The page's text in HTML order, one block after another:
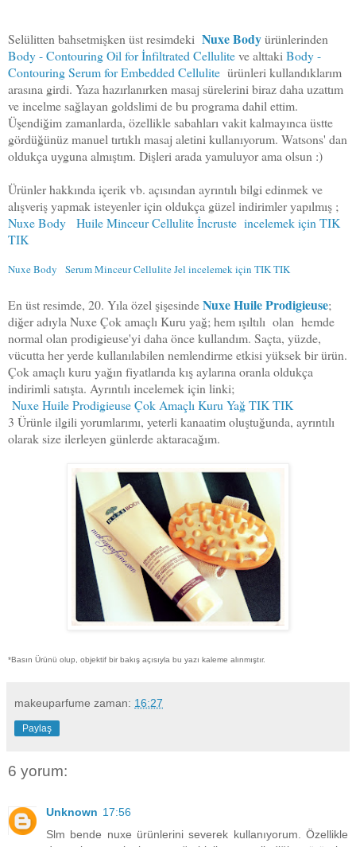
Selülitten bahsetmişken üst resimdeki Nuxe Bodyürünlerinden
Body - Contouring Oil for İnfiltrated Celluliteve alttaki Body -
Contouring Serum for Embedded Cellulite ürünleri kullandıklarım
arasına girdi. Yaza hazırlanırken masaj sürelerini biraz daha uzattım
ve incelme sağlayan goldslimi de bu programa dahil ettim.
Üşendiğim zamanlarda, özellikle sabahları vakit kalmayınca üstte
gördüğünüz manuel tırtıklı masaj aletini kullanıyorum. Watsons' dan
oldukça uyguna almıştım. Dişleri arada yamuluyor ama olsun :)
Ürünler hakkında içerik vb. açısından ayrıntılı bilgi edinmek ve
alışveriş yapmak isteyenler için oldukça güzel indirimler yapılmış ;
Nuxe Body Huile Minceur Cellulite İncruste incelemek için TIK
TIK
Nuxe Body Serum Minceur Cellulite Jel incelemek için TIK TIK
En üst resimde, 20. Yıla özel şişesindeNuxe Huile Prodigieuse;
diğer adıyla Nuxe Çok amaçlı Kuru yağ; hem ışıltılı olan hemde
normal olan prodigieuse'yi daha önce kullandım. Saçta, yüzde,
vücutta her yerde kullanılabilen nemlendirme etkisi yüksek bir ürün.
Çok amaçlı kuru yağın fiyatlarıda kış aylarına oranla oldukça
indirimli satışta. Ayrıntılı incelemek için linki;
Nuxe Huile Prodigieuse Çok Amaçlı Kuru Yağ TIK TIK
3 Ürünle ilgili yorumlarımı, yeterli kanaatim oluştuğunda, ayrıntılı
olarak size ilerleyen günlerde aktaracağım.
*Basın Ürünü olup, objektif bir bakış açısıyla bu yazı kaleme alınmıştır.
makeuparfume zaman: 16:27
Paylaş
6 yorum:
Unknown 17:56
Slm bende nuxe ürünlerini severek kullanıyorum. Özellikle